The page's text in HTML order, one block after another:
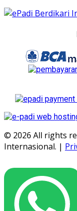
© 2026 All rights
Internasional. |